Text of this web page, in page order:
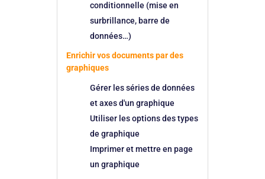
conditionnelle (mise en
surbrillance, barre de
données…)
Enrichir vos documents par des
graphiques
Gérer les séries de données
et axes d'un graphique
Utiliser les options des types
de graphique
Imprimer et mettre en page
un graphique